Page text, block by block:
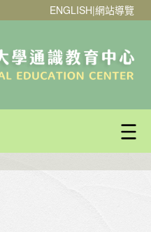
ENGLISH|網站導覽